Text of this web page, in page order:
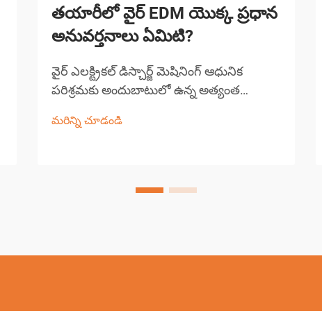
తయారీలో వైర్ EDM యొక్క ప్రధాన
అనువర్తనాలు ఏమిటి?
వైర్ ఎలక్ట్రికల్ డిస్చార్జ్ మెషినింగ్ ఆధునిక
పరిశ్రమకు అందుబాటులో ఉన్న అత్యంత
ప్రక్రియలలో ఒకటి. ఈ అధునాతన మెషినింగ్
మరిన్ని చూడండి